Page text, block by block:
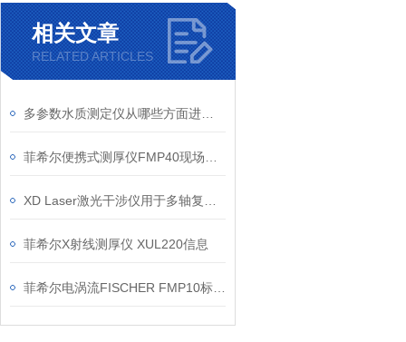
相关文章
RELATED ARTICLES
菲希尔X射线测厚仪 XUL220信息